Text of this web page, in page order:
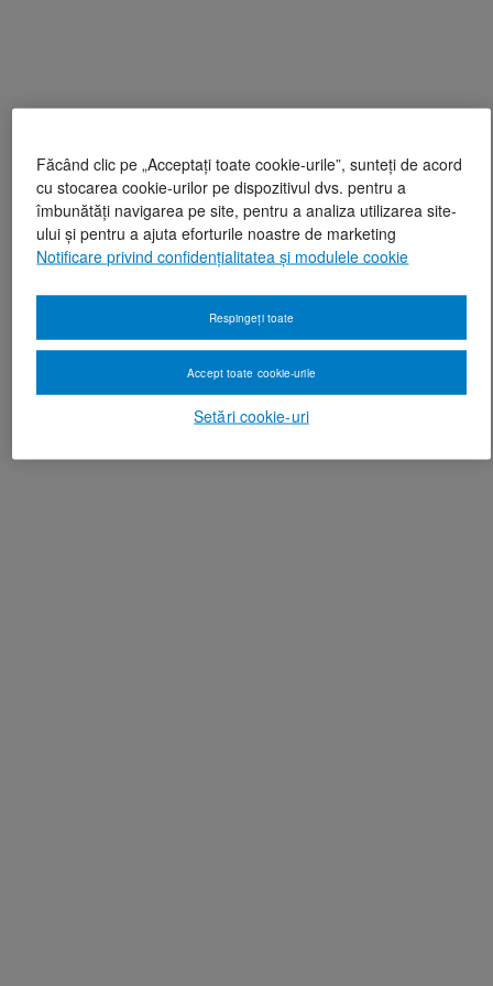
Făcând clic pe „Acceptați toate cookie-urile”, sunteți de acord
cu stocarea cookie-urilor pe dispozitivul dvs. pentru a
îmbunătăți navigarea pe site, pentru a analiza utilizarea site-
ului și pentru a ajuta eforturile noastre de marketing
Notificare privind confidențialitatea și modulele cookie
Setări cookie-uri
Respingeți toate
Accept toate cookie-urile